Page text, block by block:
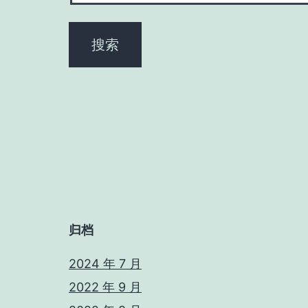
归档
2024 年 7 月
2022 年 9 月